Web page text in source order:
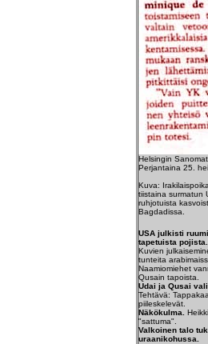
Helsingin
Perjantaina 25.
Kuva:
tiistaina surmatun
ruhjotuista
Bagdadissa.
USA julkisti
tapetuista pojista.
Kuvien
tunteita
Naamiomiehet
Qusain tapoista.
Udai ja Qusai
Tehtävä:
piileskelevät.
Näkökulma.
"sattuma".
Valkoinen talo
uraanikohussa.